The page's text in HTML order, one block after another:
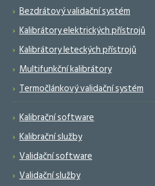
Bezdrátový validační systém
Kalibrátory elektrických přístrojů
Kalibrátory leteckých přístrojů
Multifunkční kalibrátory
Termočlánkový validační systém
Kalibrační software
Kalibrační služby
Validační software
Validační služby